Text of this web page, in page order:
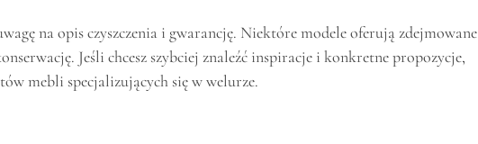
na opis czyszczenia i gwarancję. Niektóre modele oferują zdejmowane
Jeśli chcesz szybciej znaleźć inspiracje i konkretne propozycje,
mebli specjalizujących się w welurze.